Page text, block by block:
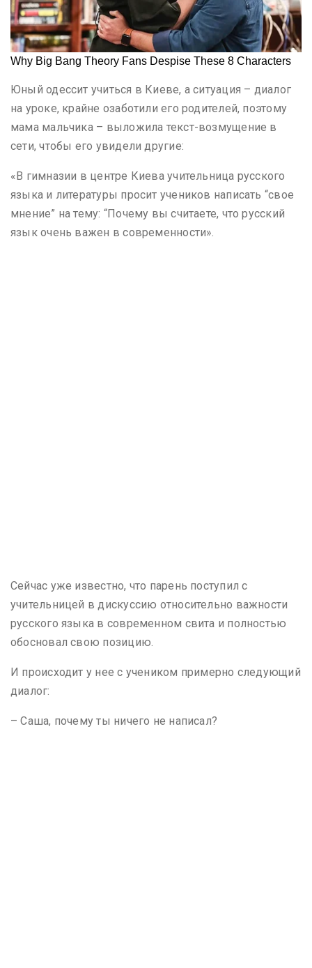
Юный одессит учиться в Киеве, а ситуация – диалог
на уроке, крайне озаботили его родителей, поэтому
мама мальчика – выложила текст-возмущение в
сети, чтобы его увидели другие:
«В гимназии в центре Киева учительница русского
языка и литературы просит учеников написать “свое
мнение” на тему: “Почему вы считаете, что русский
язык очень важен в современности».
Сейчас уже известно, что парень поступил с
учительницей в дискуссию относительно важности
русского языка в современном свита и полностью
обосновал свою позицию.
И происходит у нее с учеником примерно следующий
диалог:
– Саша, почему ты ничего не написал?